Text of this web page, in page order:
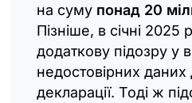
на суму понад 20
Пізніше, в січні 2025
додаткову підозру у
недостовірних даних
декларації. Тоді ж